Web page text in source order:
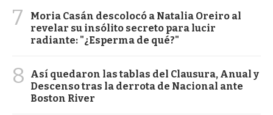
7
Moria Casán descolocó a Natalia Oreiro al
revelar su insólito secreto para lucir
radiante: "¿Esperma de qué?"
8
Así quedaron las tablas del Clausura, Anual y
Descenso tras la derrota de Nacional ante
Boston River